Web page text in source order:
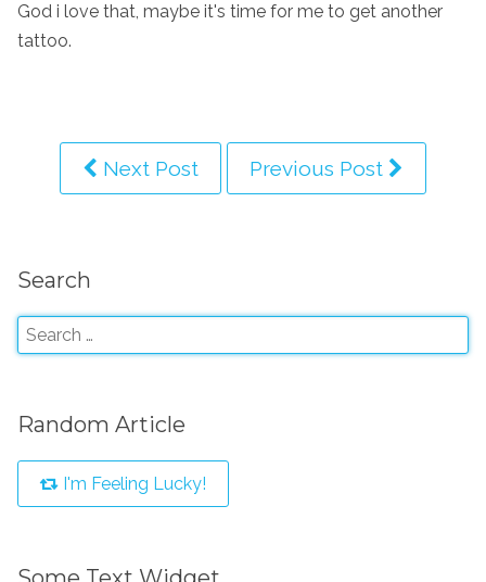
God i love that, maybe it's time for me to get another
tattoo.
Next Post Previous Post
Search
Random Article
I'm Feeling Lucky!